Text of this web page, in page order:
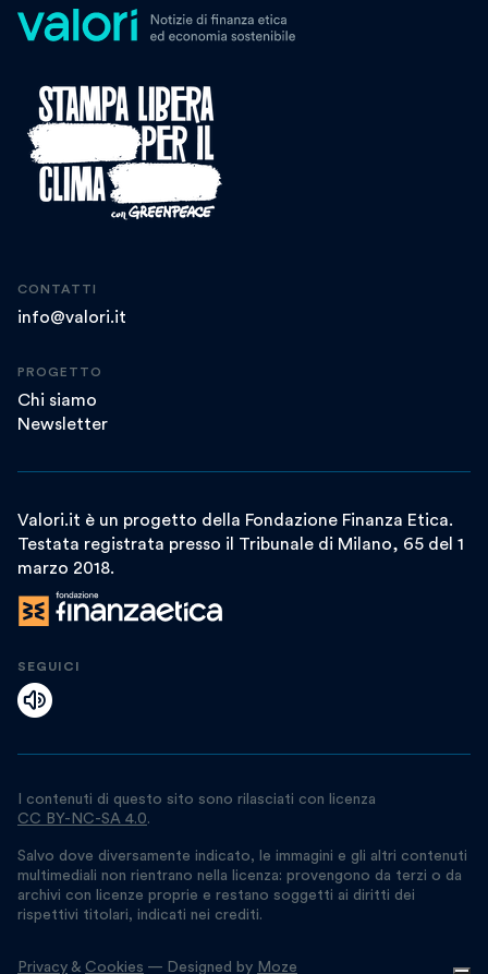
CONTATTI
info@valori.it
PROGETTO
Chi siamo
Newsletter
Valori.it è un progetto della Fondazione Finanza Etica.
Testata registrata presso il Tribunale di Milano, 65 del 1
marzo 2018.
SEGUICI
I contenuti di questo sito sono rilasciati con licenza
CC BY-NC-SA 4.0.
Salvo dove diversamente indicato, le immagini e gli altri contenuti
multimediali non rientrano nella licenza: provengono da terzi o da
archivi con licenze proprie e restano soggetti ai diritti dei
rispettivi titolari, indicati nei crediti.
Privacy & Cookies — Designed by Moze